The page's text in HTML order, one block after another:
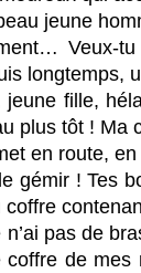
jeune
Veux-
longtemps,
fille,
plus tôt ! Ma
en route,
gémir ! Tes
pas de
de